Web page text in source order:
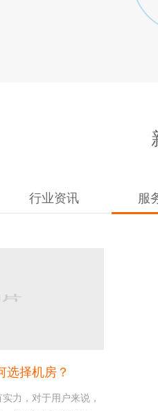
行业资讯 服
选择机房？
力，对于用户来说，